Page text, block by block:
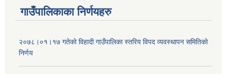
गाउँपालिकाका निर्णयहरु
२०७८।०१।१७ गतेको विहादी गाउँपालिका स्तरिय विपद व्यवस्थापन समितिको
निर्णय